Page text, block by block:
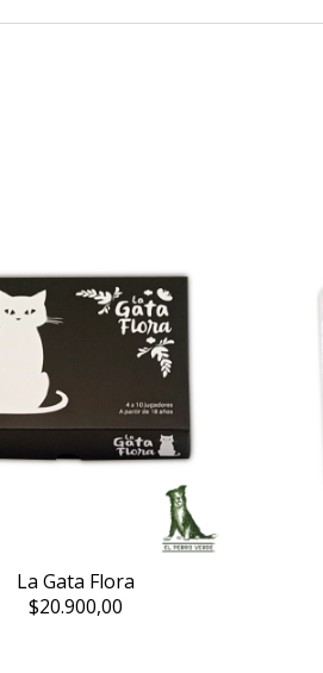
La Gata Flora
$20.900,00